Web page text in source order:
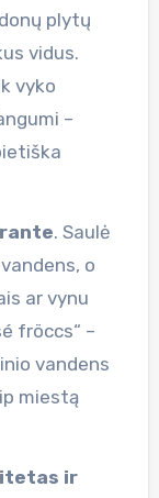
plytų
vidus.
vyko
–
. Saulė
o
ar vynu
fröccs“ –
vandens
miestą
ir